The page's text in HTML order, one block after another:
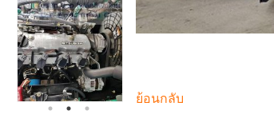
ย้อนกลับ